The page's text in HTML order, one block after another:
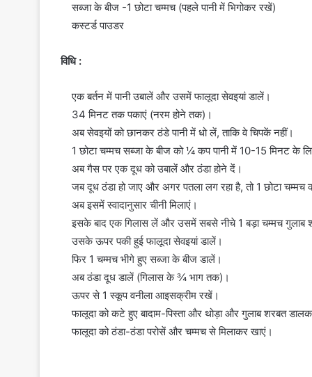
सब्जा के बीज -1 छोटा चम्मच (पहले पानी में भिगोकर रखें)
कस्टर्ड पाउडर
विधि :
एक बर्तन में पानी उबालें और उसमें फालूदा सेवइयां डालें।
34 मिनट तक पकाएं (नरम होने तक)।
अब सेवइयों को छानकर ठंडे पानी में धो लें, ताकि वे चिपकें नहीं।
1 छोटा चम्मच सब्जा के बीज को ¼ कप पानी में 10-15 मिनट के
अब गैस पर एक दूध को उबालें और ठंडा होने दें।
जब दूध ठंडा हो जाए और अगर पतला लग रहा है, तो 1 छोटा चम्मच
अब इसमें स्वादानुसार चीनी मिलाएं।
इसके बाद एक गिलास लें और उसमें सबसे नीचे 1 बड़ा चम्मच गुलाब
उसके ऊपर पकी हुई फालूदा सेवइयां डालें।
फिर 1 चम्मच भीगे हुए सब्जा के बीज डालें।
अब ठंडा दूध डालें (गिलास के ¾ भाग तक)।
ऊपर से 1 स्कूप वनीला आइसक्रीम रखें।
फालूदा को कटे हुए बादाम-पिस्ता और थोड़ा और गुलाब शरबत
फालूदा को ठंडा-ठंडा परोसें और चम्मच से मिलाकर खाएं।